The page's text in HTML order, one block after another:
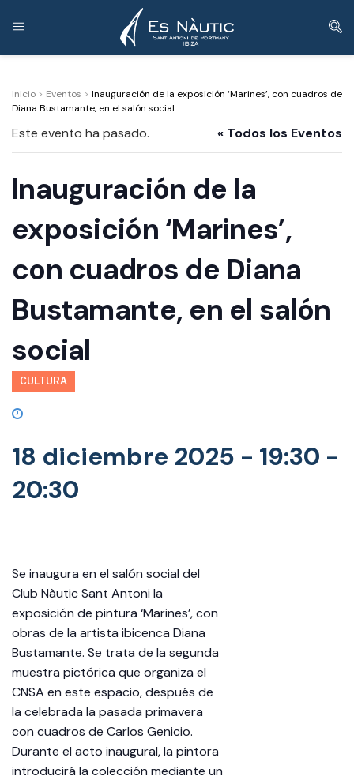
Inicio > Eventos > Inauguración de la exposición ‘Marines’, con cuadros de
Diana Bustamante, en el salón social
« Todos los Eventos
Este evento ha pasado.
Inauguración de la
exposición ‘Marines’,
con cuadros de Diana
Bustamante, en el salón
social
CULTURA
18 diciembre 2025 - 19:30 -
20:30
Se inaugura en el salón social del
Club Nàutic Sant Antoni la
exposición de pintura ‘Marines’, con
obras de la artista ibicenca Diana
Bustamante. Se trata de la segunda
muestra pictórica que organiza el
CNSA en este espacio, después de
la celebrada la pasada primavera
con cuadros de Carlos Genicio.
Durante el acto inaugural, la pintora
introducirá la colección mediante un